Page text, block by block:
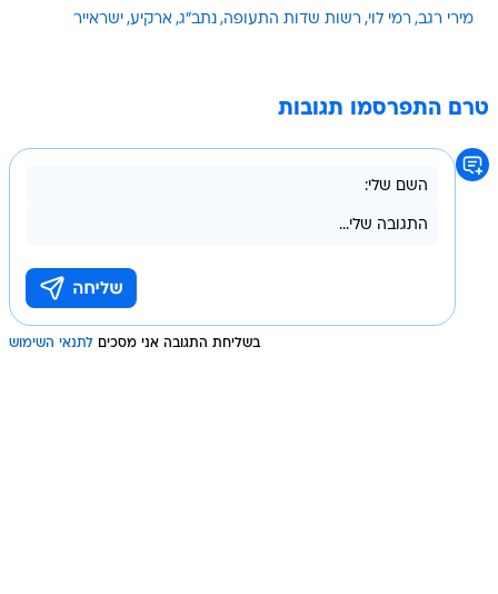
מירי רגב רמי לוי רשות שדות התעופה נתב"ג ארקיע ישראייר
טרם התפרסמו תגובות
בשליחת התגובה אני מסכים לתנאי השימוש